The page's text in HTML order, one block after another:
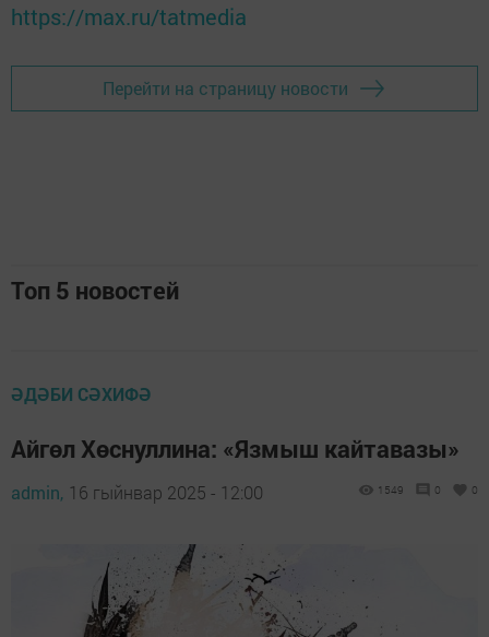
https://max.ru/tatmedia
Перейти на страницу новости
Топ 5 новостей
ӘДӘБИ СӘХИФӘ
Айгөл Хөснуллина: «Язмыш кайтавазы»
admin, 16 гыйнвар 2025 - 12:00 1549 0 0